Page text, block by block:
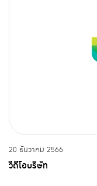
20 ธันวาคม 2566
วีดีโอบริษัท